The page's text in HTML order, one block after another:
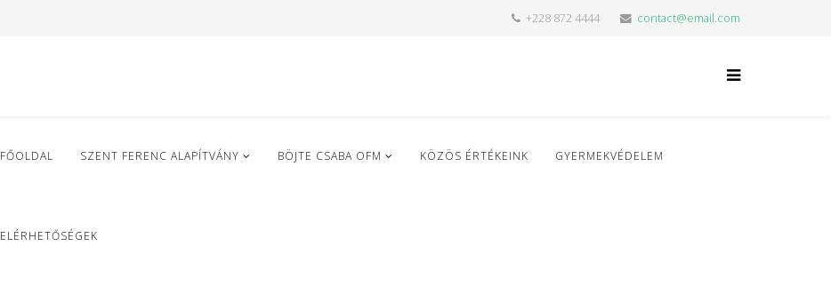
+228 872 4444 contact@email.com
FŐOLDAL SZENT FERENC ALAPÍTVÁNY BÖJTE CSABA OFM KÖZÖS ÉRTÉKEINK GYERMEKVÉDELEM
ELÉRHETŐSÉGEK